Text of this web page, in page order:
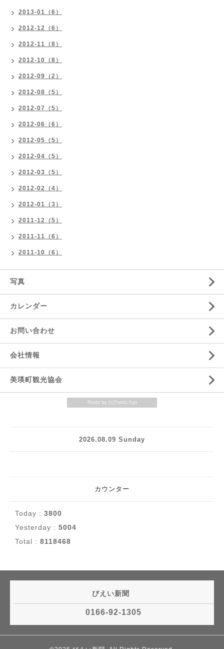
2013-01（6）
2012-12（6）
2012-11（8）
2012-10（8）
2012-09（2）
2012-08（5）
2012-07（5）
2012-06（6）
2012-05（5）
2012-04（5）
2012-03（5）
2012-02（4）
2012-01（3）
2011-12（5）
2011-11（6）
2011-10（6）
写真
カレンダー
お問い合わせ
会社情報
美瑛町観光協会
2026.08.09 Sunday
カウンター
Today : 3800
Yesterday : 5004
Total : 8118468
びえい新聞
0166-92-1305